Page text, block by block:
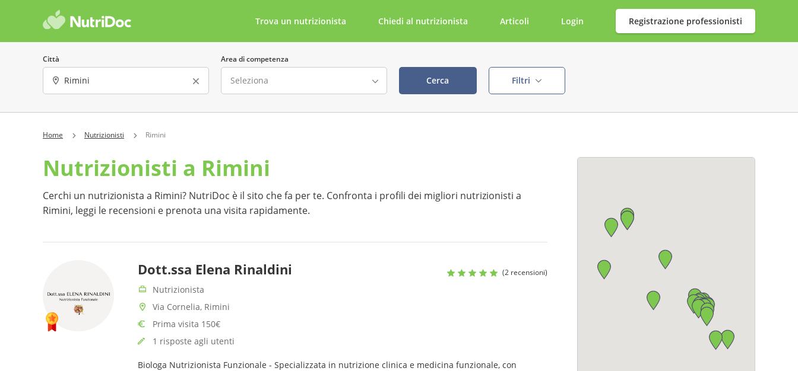
Trova un nutrizionista Chiedi al nutrizionista Articoli Login Registrazione professionisti
Città Area di competenza
Cerca Filtri
Sesso Lingua parlata Cerca per parola chiave
Offre consulenze online
Costo della visita visibile
Ha almeno una recensione
Prenotabile tramite NutriDoc
Home Nutrizionisti Rimini
Nutrizionisti a Rimini
Cerchi un nutrizionista a Rimini? NutriDoc è il sito che fa per te. Confronta i profili dei migliori nutrizionisti a
Rimini, leggi le recensioni e prenota una visita rapidamente.
Dott.ssa Elena Rinaldini (2 recensioni)
Nutrizionista
Via Cornelia, Rimini
Prima visita 150€
1 risposte agli utenti
Biologa Nutrizionista Funzionale - Specializzata in nutrizione clinica e medicina funzionale, con